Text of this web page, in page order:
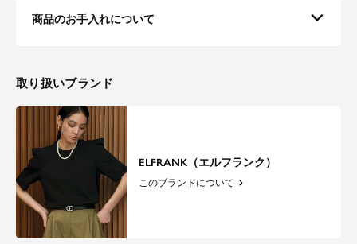
商品のお手入れについて
取り扱いブランド
ELFRANK（エルフランク）
このブランドについて